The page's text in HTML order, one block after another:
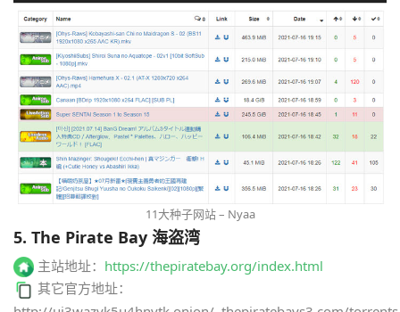
11大种子网站 – Nyaa
5. The Pirate Bay 海盗湾
主站地址： https://thepiratebay.org/index.html
其它官方地址：